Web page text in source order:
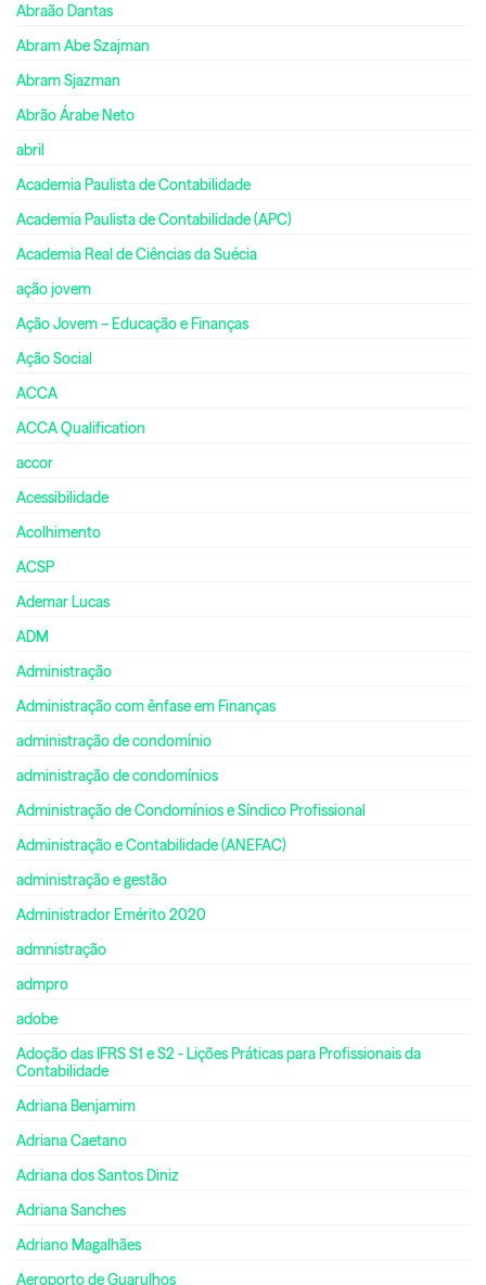
Abraão Dantas
Abram Abe Szajman
Abram Sjazman
Abrão Árabe Neto
abril
Academia Paulista de Contabilidade
Academia Paulista de Contabilidade (APC)
Academia Real de Ciências da Suécia
ação jovem
Ação Jovem – Educação e Finanças
Ação Social
ACCA
ACCA Qualification
accor
Acessibilidade
Acolhimento
ACSP
Ademar Lucas
ADM
Administração
Administração com ênfase em Finanças
administração de condomínio
administração de condomínios
Administração de Condomínios e Síndico Profissional
Administração e Contabilidade (ANEFAC)
administração e gestão
Administrador Emérito 2020
admnistração
admpro
adobe
Adoção das IFRS S1 e S2 - Lições Práticas para Profissionais da
Contabilidade
Adriana Benjamim
Adriana Caetano
Adriana dos Santos Diniz
Adriana Sanches
Adriano Magalhães
Aeroporto de Guarulhos